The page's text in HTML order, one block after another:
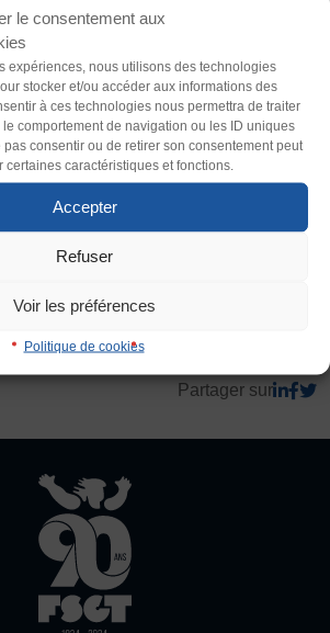
le consentement aux
expériences, nous utilisons des technologies
stocker et/ou accéder aux informations des
à ces technologies nous permettra de traiter
comportement de navigation ou les ID uniques
pas consentir ou de retirer son consentement peut
certaines caractéristiques et fonctions.
Accepter
Refuser
Voir les préférences
Politique de cookies
UNE ACTIVITÉ SPORTIVE
de forme et de santé
danse et d’expression
des 0 – 3 ans
hors stade
UN COMITÉ
Fédérale d’Activité Omniforces
cœur de faire de ce championnat un
mais également convivial et festif.
informations dans le dossier des
Championnat de France FSGT
Partager sur
Adapter
texte
Remplacer par du texte
Ecouter